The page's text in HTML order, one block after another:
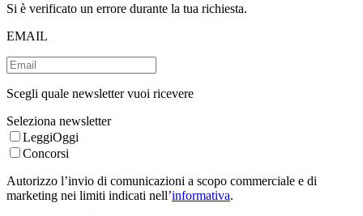
Si è verificato un errore durante la tua richiesta.
EMAIL
Scegli quale newsletter vuoi ricevere
Seleziona newsletter
LeggiOggi
Concorsi
Autorizzo l’invio di comunicazioni a scopo commerciale e di
marketing nei limiti indicati nell’informativa.